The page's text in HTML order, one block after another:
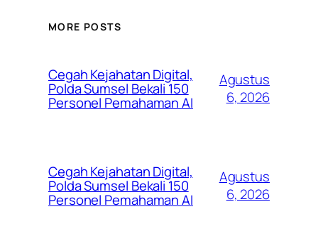
MORE POSTS
Cegah Kejahatan Digital,
Polda Sumsel Bekali 150
Personel Pemahaman AI
Agustus
6, 2026
Cegah Kejahatan Digital,
Polda Sumsel Bekali 150
Personel Pemahaman AI
Agustus
6, 2026